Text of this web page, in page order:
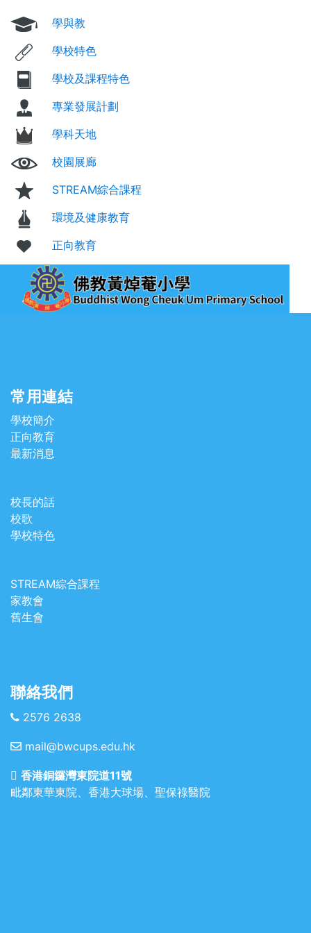
學與教
學校特色
學校及課程特色
專業發展計劃
學科天地
校園展廊
STREAM綜合課程
環境及健康教育
正向教育
常用連結
學校簡介
正向教育
最新消息
校長的話
校歌
學校特色
STREAM綜合課程
家教會
舊生會
聯絡我們
2576 2638
mail@bwcups.edu.hk
香港銅鑼灣東院道11號
毗鄰東華東院、香港大球場、聖保祿醫院